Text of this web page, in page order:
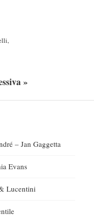
»
– Jan Gaggetta
Evans
Lucentini